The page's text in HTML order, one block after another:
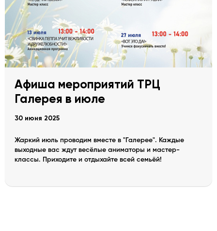
Афиша мероприятий ТРЦ
Галерея в июле
30 июня 2025
Жаркий июль проводим вместе в "Галерее". Каждые
выходные вас ждут весёлые аниматоры и мастер-
классы. Приходите и отдыхайте всей семьёй!